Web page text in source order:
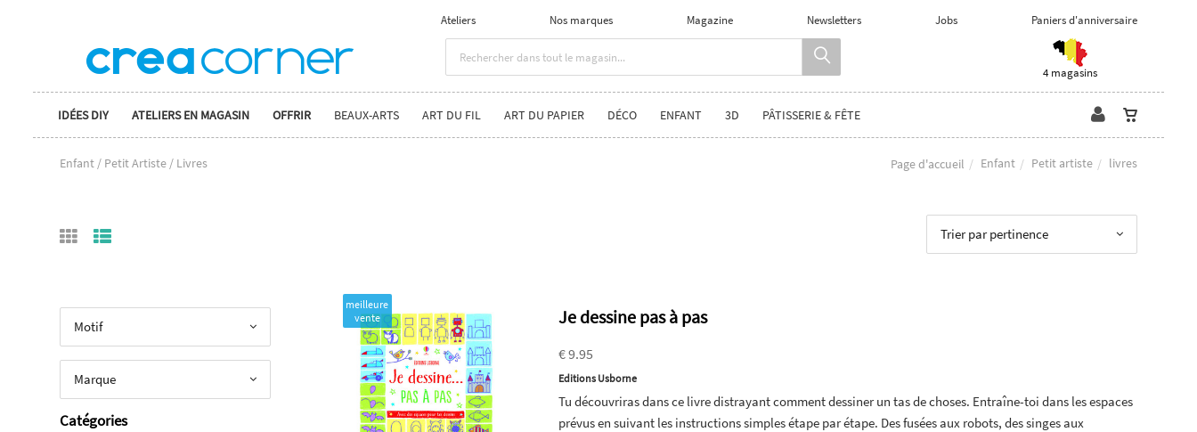
Ateliers Nos marques Magazine Newsletters Jobs Paniers d'anniversaire
4 magasins
IDÉES DIY ATELIERS EN MAGASIN OFFRIR BEAUX-ARTS ART DU FIL ART DU PAPIER DÉCO ENFANT 3D PÂTISSERIE & FÊTE
Enfant / Petit Artiste / Livres Page d'accueil Enfant Petit artiste livres
Trier par pertinence
meilleure
vente
Je dessine pas à pas
€ 9.95
Editions Usborne
Tu découvriras dans ce livre distrayant comment dessiner un tas de choses. Entraîne-toi dans les espaces
prévus en suivant les instructions simples étape par étape. Des fusées aux robots, des singes aux
Motif
Marque
Catégories